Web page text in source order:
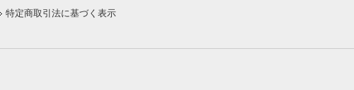
特定商取引法に基づく表示